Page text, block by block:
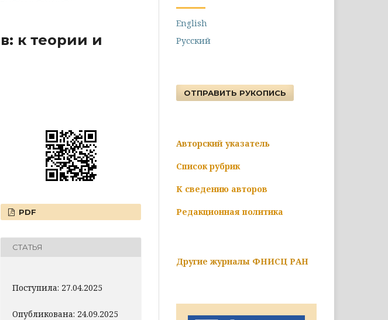
к теории и
PDF
СТАТЬЯ
Поступила: 27.04.2025
Опубликована: 24.09.2025
English
Русский
ОТПРАВИТЬ РУКОПИСЬ
Авторский указатель
Список рубрик
К сведению авторов
Редакционная политика
Другие журналы ФНИСЦ РАН